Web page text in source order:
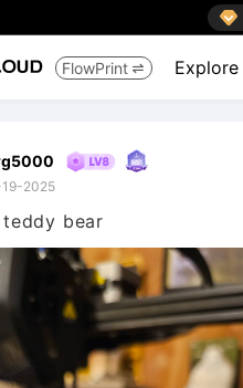

FlowPrint  Explore
2025
bear